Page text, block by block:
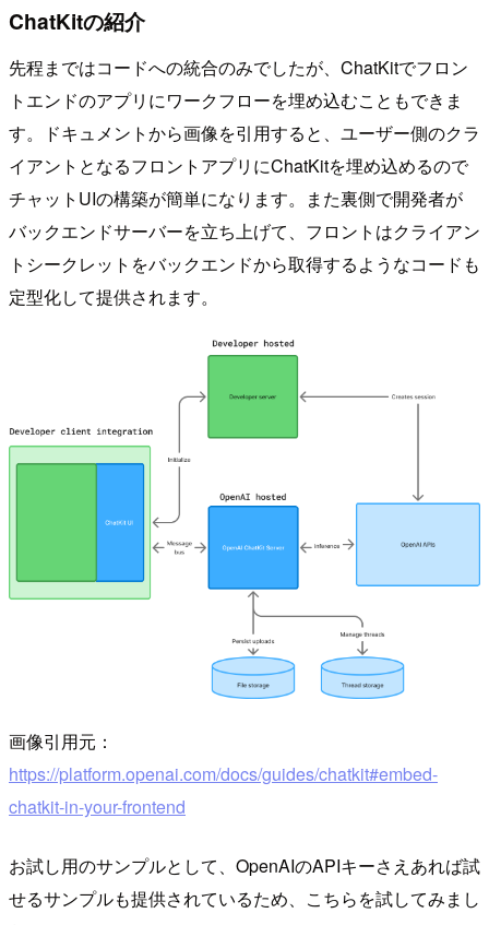
ChatKitの紹介
先程まではコードへの統合のみでしたが、ChatKitでフロン
トエンドのアプリにワークフローを埋め込むこともできま
す。ドキュメントから画像を引用すると、ユーザー側のクラ
イアントとなるフロントアプリにChatKitを埋め込めるので
チャットUIの構築が簡単になります。また裏側で開発者が
バックエンドサーバーを立ち上げて、フロントはクライアン
トシークレットをバックエンドから取得するようなコードも
定型化して提供されます。
画像引用元：
https://platform.openai.com/docs/guides/chatkit#embed-
chatkit-in-your-frontend
お試し用のサンプルとして、OpenAIのAPIキーさえあれば試
せるサンプルも提供されているため、こちらを試してみまし